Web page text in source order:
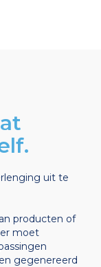
uit te
producten of
moet
gegenereerd